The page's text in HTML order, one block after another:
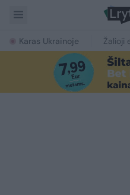
Karas Ukrainoje Žalioji